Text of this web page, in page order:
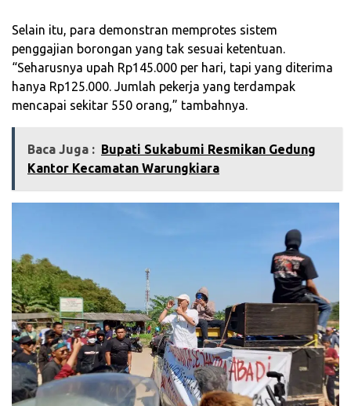
‎Selain itu, para demonstran memprotes sistem
penggajian borongan yang tak sesuai ketentuan.
“Seharusnya upah Rp145.000 per hari, tapi yang diterima
hanya Rp125.000. Jumlah pekerja yang terdampak
mencapai sekitar 550 orang,” tambahnya.
Baca Juga : ‎Bupati Sukabumi Resmikan Gedung
Kantor Kecamatan Warungkiara‎